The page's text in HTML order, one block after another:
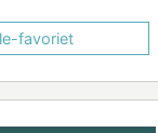
favoriet